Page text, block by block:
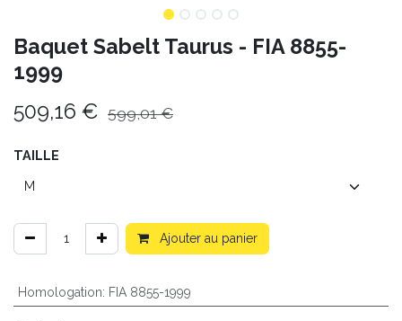
Baquet Sabelt Taurus - FIA 8855-
1999
509,16 € 599,01€
TAILLE
Ajouter au panier
Homologation: FIA 8855-1999